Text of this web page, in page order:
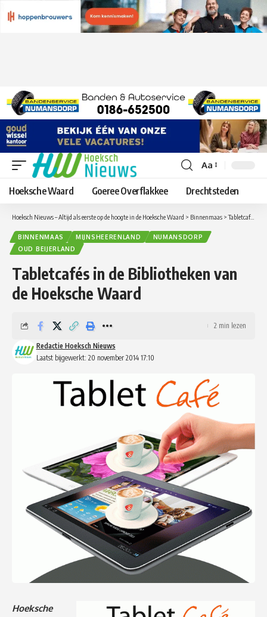
Lettergrootte
aanpassen
Aa
Hoeksche Waard Goeree Overflakkee Drechtsteden
Hoeksch Nieuws – Altijd als eerste op de hoogte in de Hoeksche Waard > Binnenmaas >Tabletcafés in de Bibliotheken van de Hoeksche Waard
BINNENMAAS MIJNSHEERENLAND
NUMANSDORP
OUD BEIJERLAND
Tabletcafés in de Bibliotheken van
de Hoeksche Waard
Laatst bijgewerkt: 20 november 2014 17:10
Redactie Hoeksch Nieuws
2 min lezen
Hoeksche